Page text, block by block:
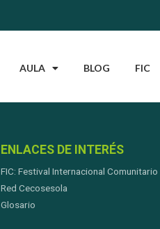
AULA BLOG FIC
ENLACES DE INTERÉS
FIC: Festival Internacional Comunitario
Red Cecosesola
Glosario